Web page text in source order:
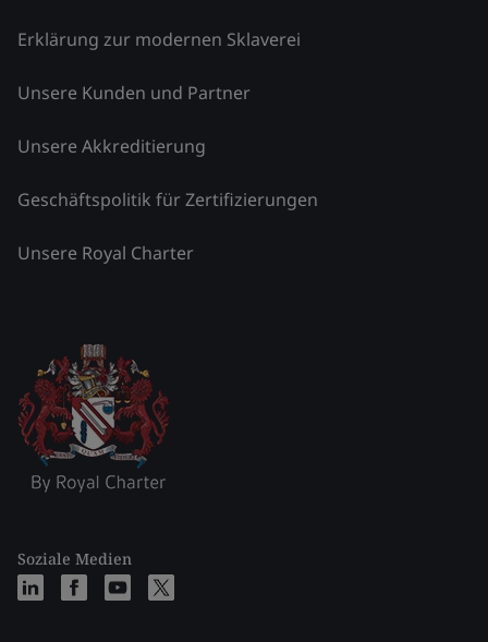
Erklärung zur modernen Sklaverei
Unsere Kunden und Partner
Unsere Akkreditierung
Geschäftspolitik für Zertifizierungen
Unsere Royal Charter
Soziale Medien